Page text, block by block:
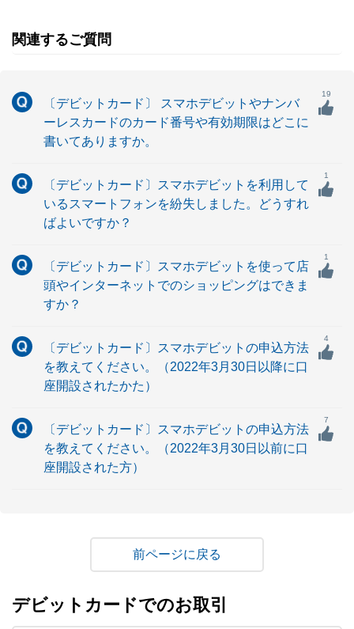
関連するご質問
〔デビットカード〕 スマホデビットやナンバ
ーレスカードのカード番号や有効期限はどこに
書いてありますか。
19
〔デビットカード〕スマホデビットを利用して
いるスマートフォンを紛失しました。どうすれ
ばよいですか？
1
〔デビットカード〕スマホデビットを使って店
頭やインターネットでのショッピングはできま
すか？
1
〔デビットカード〕スマホデビットの申込方法
を教えてください。（2022年3月30日以降に口
座開設されたかた）
4
〔デビットカード〕スマホデビットの申込方法
を教えてください。（2022年3月30日以前に口
座開設された方）
7
戻る
デビットカードでのお取引